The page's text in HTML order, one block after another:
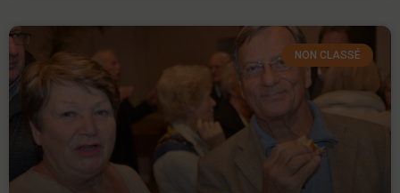
NON CLASSÉ